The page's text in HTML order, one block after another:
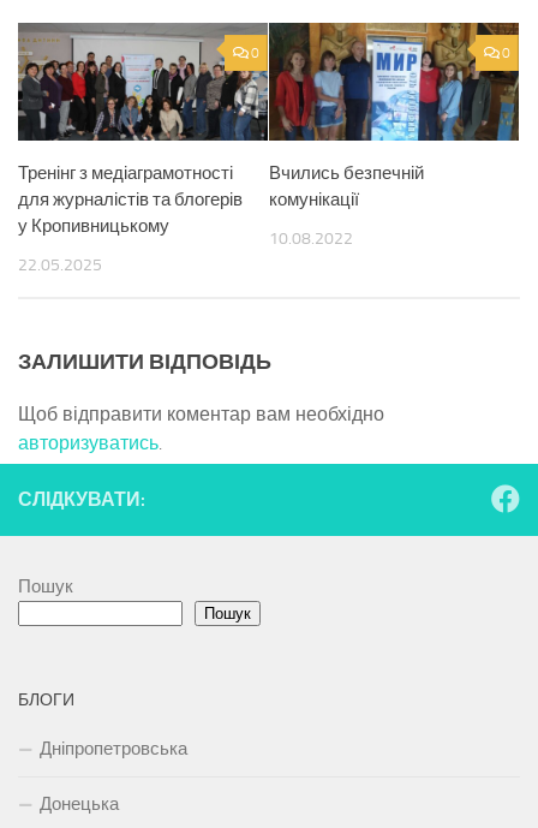
0
Тренінг з медіаграмотності
для журналістів та блогерів
у Кропивницькому
22.05.2025
0
Вчились безпечній
комунікації
10.08.2022
ЗАЛИШИТИ ВІДПОВІДЬ
Щоб відправити коментар вам необхідно
авторизуватись.
СЛІДКУВАТИ:
Пошук
Пошук
БЛОГИ
Дніпропетровська
Донецька